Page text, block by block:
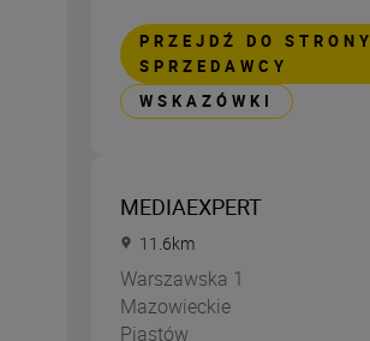
PRZEJDŹ DO STRONY
SPRZEDAWCY
WSKAZÓWKI
MEDIAEXPERT
11.6km
Warszawska 1
Mazowieckie
Piastów